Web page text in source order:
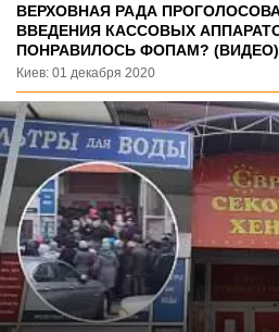
ВЕРХОВНАЯ РАДА
ВВЕДЕНИЯ КАССОВЫХ
ПОНРАВИЛОСЬ ФОПАМ? (ВИДЕО)
Киев: 01 декабря 2020